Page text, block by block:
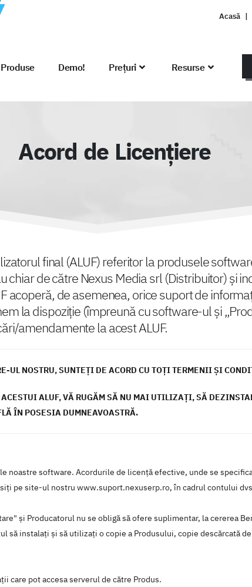
Acasă |
Produse Demo! Prețuri Resurse
Acord de Licențiere
final (ALUF) referitor la produsele
chiar de către Nexus Media srl (Distribuitor) și
acoperă, de asemenea, orice suport de
la dispoziție (împreună cu software-ul și
amendamente la acest ALUF.
UL NOSTRU, SUNTEŢI DE ACORD CU TOŢI TERMENII ŞI
ALUF, VĂ RUGĂM SĂ NU MAI UTILIZAŢI, SĂ
ÎN POSESIA DUMNEAVOASTRĂ.
noastre software. Acordurile de licenţă efective, unde se
pe site-ul nostru www.suport.nexuserp.ro, în cadrul contului
şi Producatorul nu se obligă să ofere suplimentar, la cererea
să instalați și să utilizați o copie a Produsului, copie descărcată
care pot accesa serverul de către Produs.